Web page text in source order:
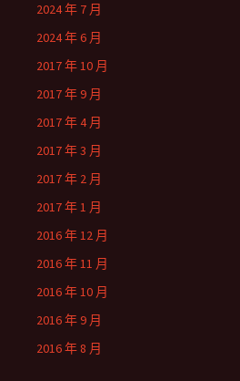
2024 年 7 月
2024 年 6 月
2017 年 10 月
2017 年 9 月
2017 年 4 月
2017 年 3 月
2017 年 2 月
2017 年 1 月
2016 年 12 月
2016 年 11 月
2016 年 10 月
2016 年 9 月
2016 年 8 月